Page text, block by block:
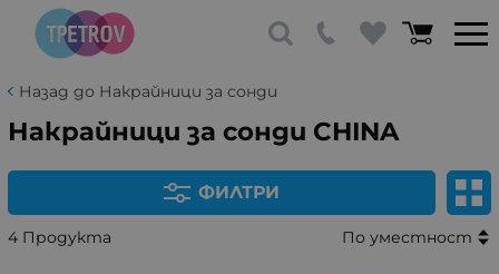
Назад до Накрайници за сонди
Накрайници за сонди CHINA
ФИЛТРИ
4 Продукта По уместност